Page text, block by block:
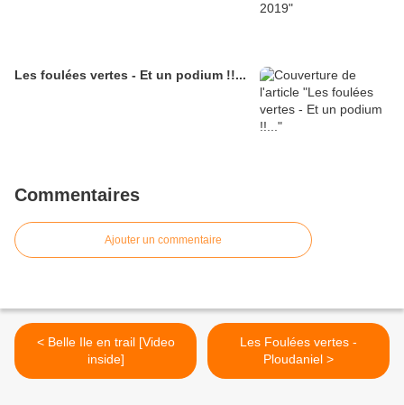
Les foulées vertes - Et un podium !!...
Commentaires
Ajouter un commentaire
< Belle Ile en trail [Video
inside]
Les Foulées vertes -
Ploudaniel >